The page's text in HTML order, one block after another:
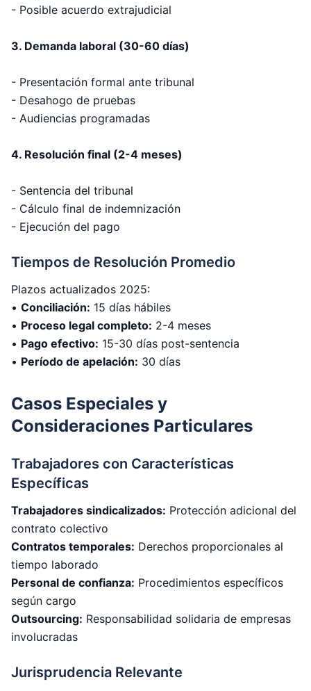
- Posible acuerdo extrajudicial
3. Demanda laboral (30-60 días)
- Presentación formal ante tribunal
- Desahogo de pruebas
- Audiencias programadas
4. Resolución final (2-4 meses)
- Sentencia del tribunal
- Cálculo final de indemnización
- Ejecución del pago
Tiempos de Resolución Promedio
Plazos actualizados 2025:
• Conciliación: 15 días hábiles
• Proceso legal completo: 2-4 meses
• Pago efectivo: 15-30 días post-sentencia
• Período de apelación: 30 días
Casos Especiales y
Consideraciones Particulares
Trabajadores con Características
Específicas
Trabajadores sindicalizados: Protección adicional del
contrato colectivo
Contratos temporales: Derechos proporcionales al
tiempo laborado
Personal de confianza: Procedimientos específicos
según cargo
Outsourcing: Responsabilidad solidaria de empresas
involucradas
Jurisprudencia Relevante